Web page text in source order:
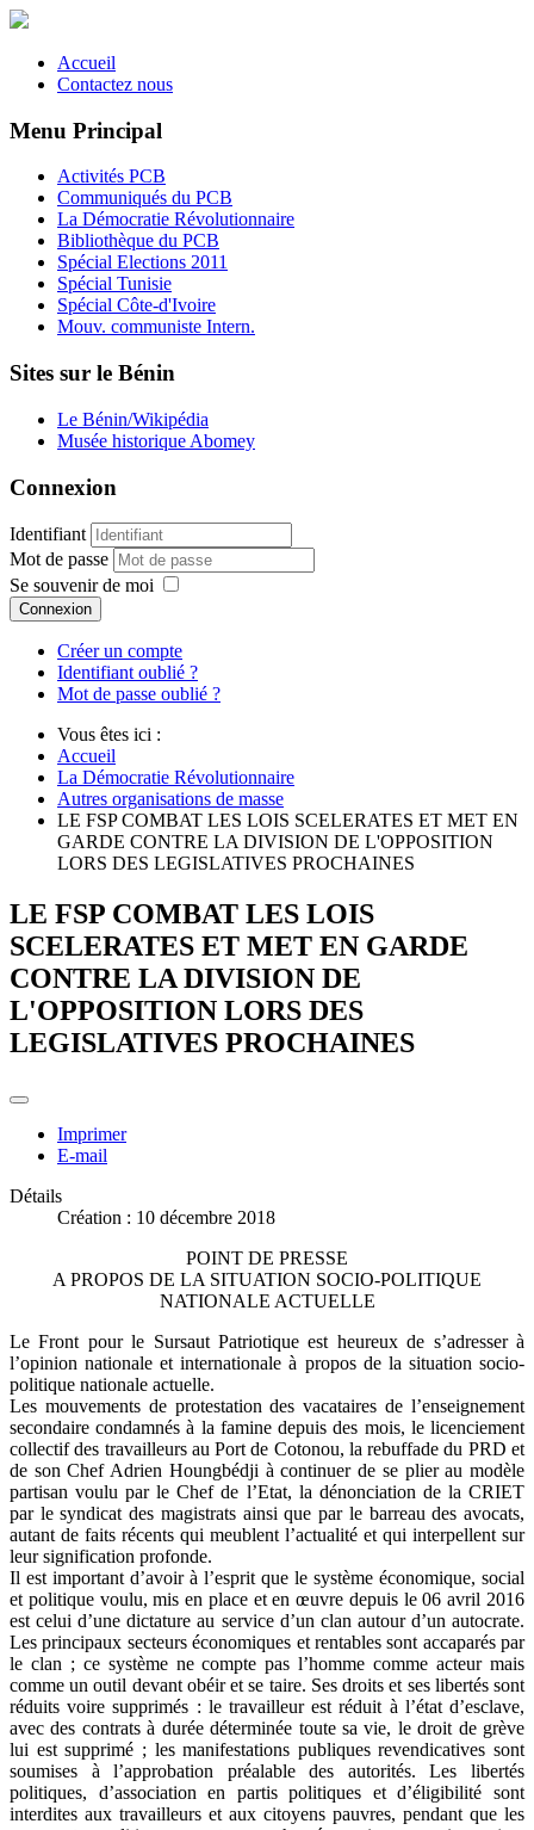
Accueil
Contactez nous
Menu Principal
Activités PCB
Communiqués du PCB
La Démocratie Révolutionnaire
Bibliothèque du PCB
Spécial Elections 2011
Spécial Tunisie
Spécial Côte-d'Ivoire
Mouv. communiste Intern.
Sites sur le Bénin
Le Bénin/Wikipédia
Musée historique Abomey
Connexion
Identifiant
Mot de passe
Se souvenir de moi
Connexion
Créer un compte
Identifiant oublié ?
Mot de passe oublié ?
Vous êtes ici :
Accueil
La Démocratie Révolutionnaire
Autres organisations de masse
LE FSP COMBAT LES LOIS SCELERATES ET MET EN
GARDE CONTRE LA DIVISION DE L'OPPOSITION
LORS DES LEGISLATIVES PROCHAINES
LE FSP COMBAT LES LOIS
SCELERATES ET MET EN GARDE
CONTRE LA DIVISION DE
L'OPPOSITION LORS DES
LEGISLATIVES PROCHAINES
Imprimer
E-mail
Détails
Création : 10 décembre 2018
POINT DE PRESSE
A PROPOS DE LA SITUATION SOCIO-POLITIQUE
NATIONALE ACTUELLE
Le Front pour le Sursaut Patriotique est heureux de s’adresser à
l’opinion nationale et internationale à propos de la situation socio-
politique nationale actuelle.
Les mouvements de protestation des vacataires de l’enseignement
secondaire condamnés à la famine depuis des mois, le licenciement
collectif des travailleurs au Port de Cotonou, la rebuffade du PRD et
de son Chef Adrien Houngbédji à continuer de se plier au modèle
partisan voulu par le Chef de l’Etat, la dénonciation de la CRIET
par le syndicat des magistrats ainsi que par le barreau des avocats,
autant de faits récents qui meublent l’actualité et qui interpellent sur
leur signification profonde.
Il est important d’avoir à l’esprit que le système économique, social
et politique voulu, mis en place et en œuvre depuis le 06 avril 2016
est celui d’une dictature au service d’un clan autour d’un autocrate.
Les principaux secteurs économiques et rentables sont accaparés par
le clan ; ce système ne compte pas l’homme comme acteur mais
comme un outil devant obéir et se taire. Ses droits et ses libertés sont
réduits voire supprimés : le travailleur est réduit à l’état d’esclave,
avec des contrats à durée déterminée toute sa vie, le droit de grève
lui est supprimé ; les manifestations publiques revendicatives sont
soumises à l’approbation préalable des autorités. Les libertés
politiques, d’association en partis politiques et d’éligibilité sont
interdites aux travailleurs et aux citoyens pauvres, pendant que les